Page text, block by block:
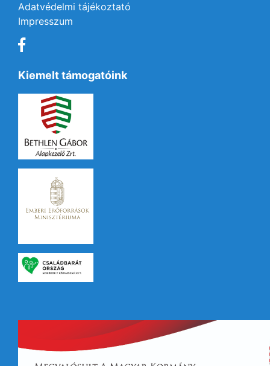
Adatvédelmi tájékoztató
Impresszum
Kiemelt támogatóink